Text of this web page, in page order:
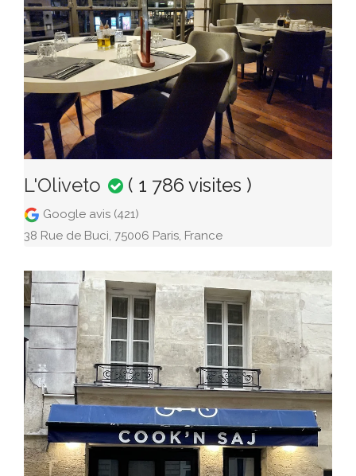
L'Oliveto ( 1 786 visites )
Google avis (421)
38 Rue de Buci, 75006 Paris, France